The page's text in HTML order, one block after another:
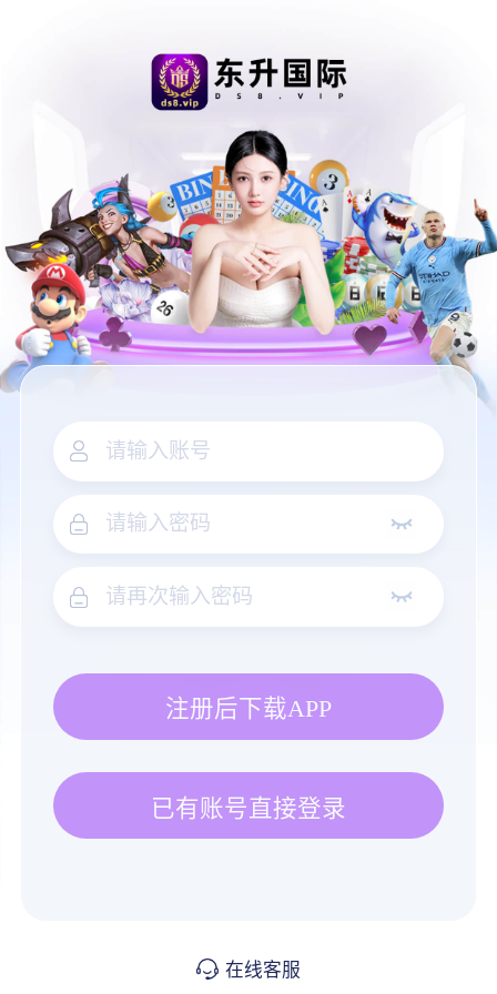
注册后下载APP
已有账号直接登录
在线客服